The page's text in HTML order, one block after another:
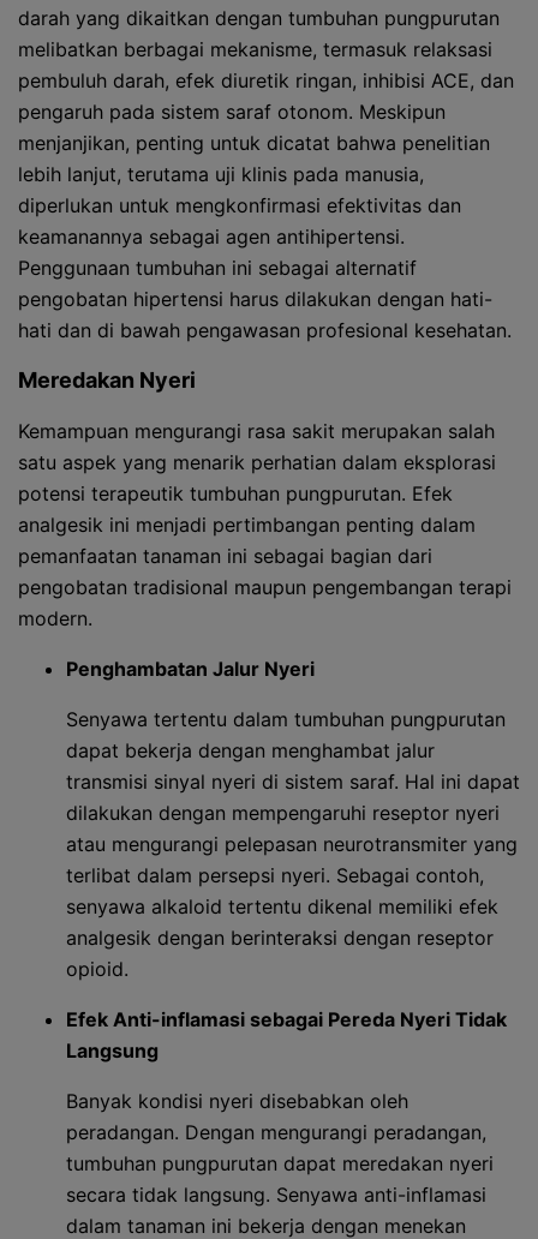
darah yang dikaitkan dengan tumbuhan pungpurutan
melibatkan berbagai mekanisme, termasuk relaksasi
pembuluh darah, efek diuretik ringan, inhibisi ACE, dan
pengaruh pada sistem saraf otonom. Meskipun
menjanjikan, penting untuk dicatat bahwa penelitian
lebih lanjut, terutama uji klinis pada manusia,
diperlukan untuk mengkonfirmasi efektivitas dan
keamanannya sebagai agen antihipertensi.
Penggunaan tumbuhan ini sebagai alternatif
pengobatan hipertensi harus dilakukan dengan hati-
hati dan di bawah pengawasan profesional kesehatan.
Meredakan Nyeri
Kemampuan mengurangi rasa sakit merupakan salah
satu aspek yang menarik perhatian dalam eksplorasi
potensi terapeutik tumbuhan pungpurutan. Efek
analgesik ini menjadi pertimbangan penting dalam
pemanfaatan tanaman ini sebagai bagian dari
pengobatan tradisional maupun pengembangan terapi
modern.
Penghambatan Jalur Nyeri
Senyawa tertentu dalam tumbuhan pungpurutan
dapat bekerja dengan menghambat jalur
transmisi sinyal nyeri di sistem saraf. Hal ini dapat
dilakukan dengan mempengaruhi reseptor nyeri
atau mengurangi pelepasan neurotransmiter yang
terlibat dalam persepsi nyeri. Sebagai contoh,
senyawa alkaloid tertentu dikenal memiliki efek
analgesik dengan berinteraksi dengan reseptor
opioid.
Efek Anti-inflamasi sebagai Pereda Nyeri Tidak
Langsung
Banyak kondisi nyeri disebabkan oleh
peradangan. Dengan mengurangi peradangan,
tumbuhan pungpurutan dapat meredakan nyeri
secara tidak langsung. Senyawa anti-inflamasi
dalam tanaman ini bekerja dengan menekan